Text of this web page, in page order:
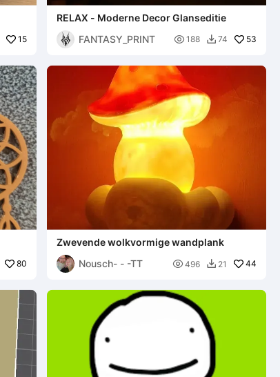
15
RELAX - Moderne Decor Glanseditie
FANTASY_PRINT
 188  74 53
80
Zwevende wolkvormige wandplank
Nousch- - -TT
 496  21 44